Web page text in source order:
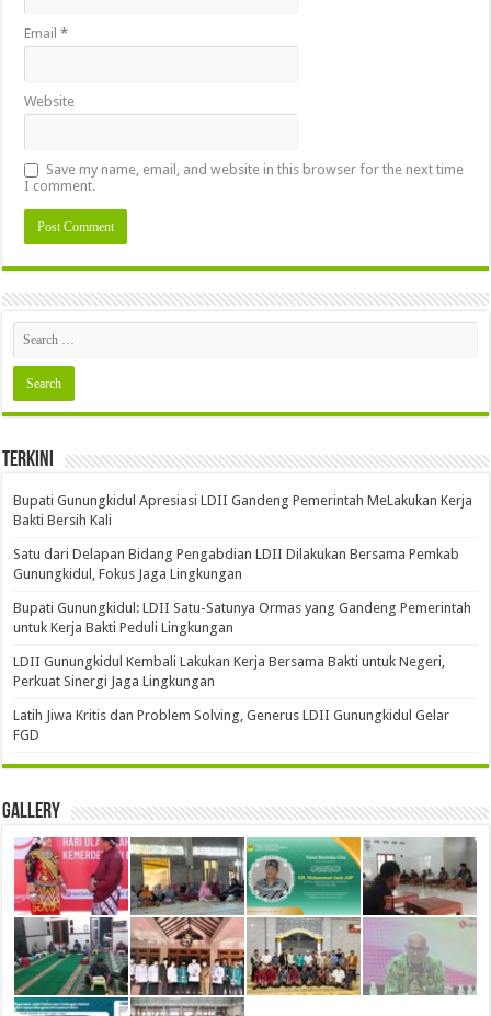
Email*
Website
Save my name, email, and website in this browser for the next time
I comment.
Terkini
Bupati Gunungkidul Apresiasi LDII Gandeng Pemerintah MeLakukan Kerja
Bakti Bersih Kali ‎
Satu dari Delapan Bidang Pengabdian LDII Dilakukan Bersama Pemkab
Gunungkidul, Fokus Jaga Lingkungan
Bupati Gunungkidul: LDII Satu-Satunya Ormas yang Gandeng Pemerintah
untuk Kerja Bakti Peduli Lingkungan
LDII Gunungkidul Kembali Lakukan Kerja Bersama Bakti untuk Negeri,
Perkuat Sinergi Jaga Lingkungan
Latih Jiwa Kritis dan Problem Solving, Generus LDII Gunungkidul Gelar
FGD
Gallery